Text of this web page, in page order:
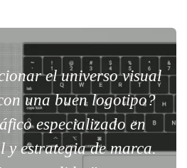
el universo visual
una buen logotipo?
especializado en
y estrategia de marca.